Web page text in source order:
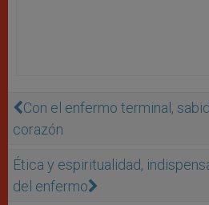
Con el enfermo terminal,
corazón
Ética y espiritualidad,
del enfermo